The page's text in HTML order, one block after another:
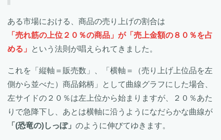
ある市場における、商品の売り上げの割合は
「売れ筋の上位２０％の商品」が「売上金額の８０％を占
める」
という法則が唱えられてきました。
これを「縦軸＝販売数」、「横軸＝（売り上げ上位品を左
側から並べた）商品銘柄」として曲線グラフにした場合、
左サイドの２０％は左上位から始まりますが、２０％あた
りで急降下し、あとは横軸に沿うようになだらかな曲線が
「(恐竜の)しっぽ」 のように伸びてゆきます。